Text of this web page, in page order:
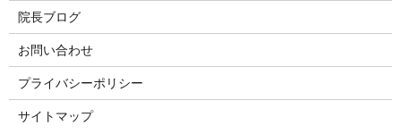
院長ブログ
お問い合わせ
プライバシーポリシー
サイトマップ